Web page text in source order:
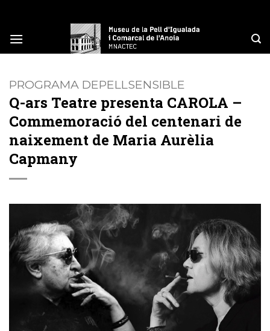
content
PROGRAMA DEPELLSENSIBLE
Q-ars Teatre presenta CAROLA –
Commemoració del centenari de
naixement de Maria Aurèlia
Capmany